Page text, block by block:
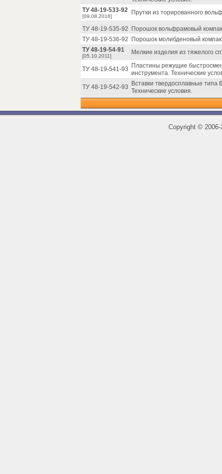
ТУ 48-19-533-92
[09.08.2016]
Прутки из торированного
ТУ 48-19-535-92
Порошок вольфрамовый
ТУ 48-19-536-92
Порошок молибденовый
ТУ 48-19-54-91
[05.10.2011]
Мелкие изделия из тяжелого
ТУ 48-19-541-93
Пластины режущие
инструмента. Технические
ТУ 48-19-542-93
Вставки твердосплавные
Технические условия.
Copyright ©